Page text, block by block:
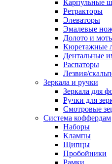
Карпульные
Ретракторы
Элеваторы
Эмалевые
Долото и
Кюретажные
Дентальные
Распаторы
Лезвия/
Зеркала и ручки
Зеркала для
Ручки для
Смотровые
Система коффердам
Наборы
Клампы
Щипцы
Пробойники
Рамки